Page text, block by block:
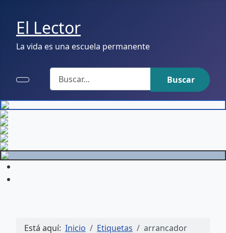
El Lector
La vida es una escuela permanente
Buscar
Buscar
Está aquí: Inicio Etiquetas arrancador